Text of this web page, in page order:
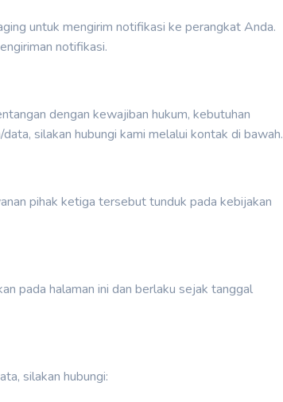
untuk mengirim notifikasi ke perangkat Anda.
notifikasi.
dengan kewajiban hukum, kebutuhan
silakan hubungi kami melalui kontak di bawah.
pihak ketiga tersebut tunduk pada kebijakan
pada halaman ini dan berlaku sejak tanggal
silakan hubungi: